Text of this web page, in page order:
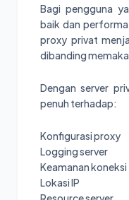
Bagi pengguna
baik dan
proxy privat
dibanding
Dengan server
penuh terhadap:
Konfigurasi proxy
Logging server
Keamanan koneksi
Lokasi IP